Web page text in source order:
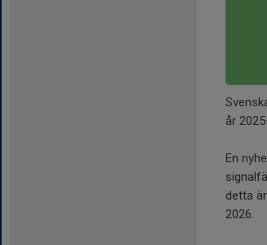
år
En
detta
2026.